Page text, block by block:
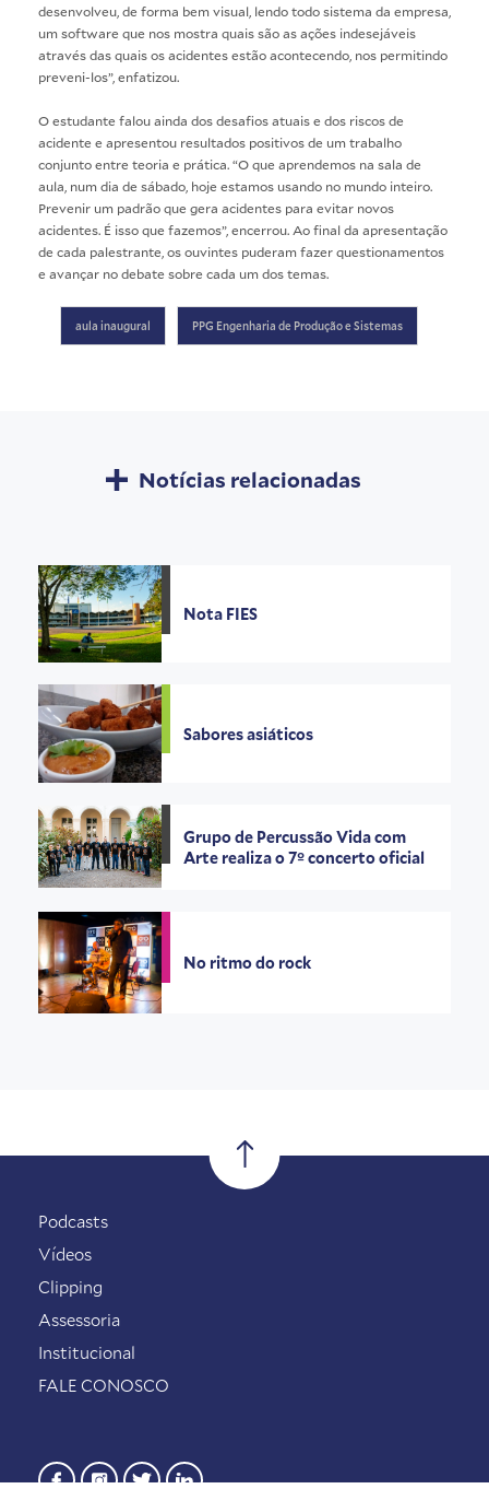
desenvolveu, de forma bem visual, lendo todo sistema da empresa,
um software que nos mostra quais são as ações indesejáveis
através das quais os acidentes estão acontecendo, nos permitindo
preveni-los”, enfatizou.
O estudante falou ainda dos desafios atuais e dos riscos de
acidente e apresentou resultados positivos de um trabalho
conjunto entre teoria e prática. “O que aprendemos na sala de
aula, num dia de sábado, hoje estamos usando no mundo inteiro.
Prevenir um padrão que gera acidentes para evitar novos
acidentes. É isso que fazemos”, encerrou. Ao final da apresentação
de cada palestrante, os ouvintes puderam fazer questionamentos
e avançar no debate sobre cada um dos temas.
aula inaugural PPG Engenharia de Produção e Sistemas
Notícias relacionadas
Nota FIES
Sabores asiáticos
Grupo de Percussão Vida com
Arte realiza o 7º concerto oficial
No ritmo do rock
Podcasts
Vídeos
Clipping
Assessoria
Institucional
FALE CONOSCO